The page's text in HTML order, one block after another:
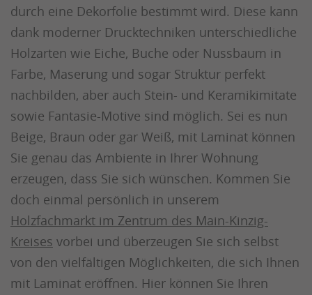
durch eine Dekorfolie bestimmt wird. Diese kann
dank moderner Drucktechniken unterschiedliche
Holzarten wie Eiche, Buche oder Nussbaum in
Farbe, Maserung und sogar Struktur perfekt
nachbilden, aber auch Stein- und Keramikimitate
sowie Fantasie-Motive sind möglich. Sei es nun
Beige, Braun oder gar Weiß, mit Laminat können
Sie genau das Ambiente in Ihrer Wohnung
erzeugen, dass Sie sich wünschen. Kommen Sie
doch einmal persönlich in unserem
Holzfachmarkt im Zentrum des Main-Kinzig-
Kreises vorbei und überzeugen Sie sich selbst
von den vielfältigen Möglichkeiten, die sich Ihnen
mit Laminat eröffnen. Hier können Sie Ihren